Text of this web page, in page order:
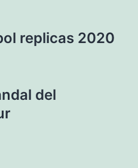
replicas 2020
del